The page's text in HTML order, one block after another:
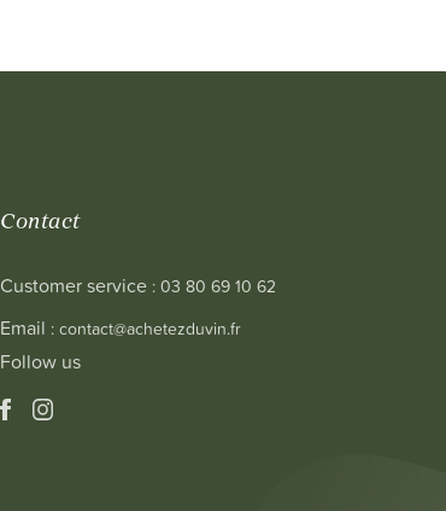
Contact
Customer service : 03 80 69 10 62
Email : contact@achetezduvin.fr
Follow us